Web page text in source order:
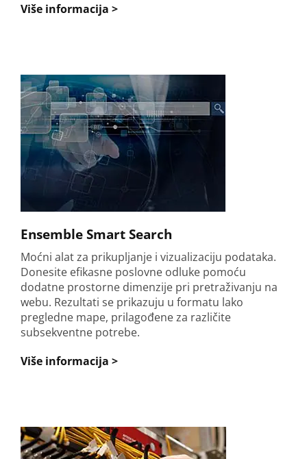
Više informacija >
Ensemble Smart Search
Moćni alat za prikupljanje i vizualizaciju podataka.
Donesite efikasne poslovne odluke pomoću
dodatne prostorne dimenzije pri pretraživanju na
webu. Rezultati se prikazuju u formatu lako
pregledne mape, prilagođene za različite
subsekventne potrebe.
Više informacija >